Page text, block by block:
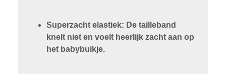
Superzacht elastiek: De tailleband
knelt niet en voelt heerlijk zacht aan op
het babybuikje.